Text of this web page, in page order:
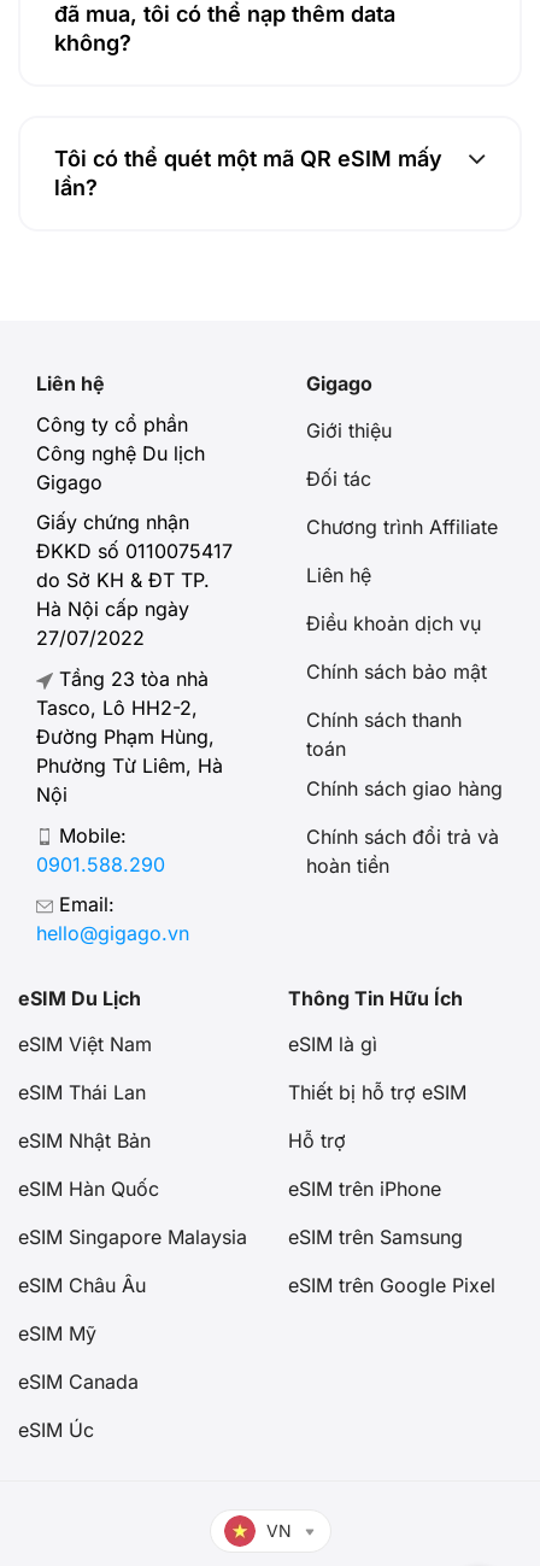
đã mua, tôi có thể nạp thêm data
không?
Tôi có thể quét một mã QR eSIM mấy
lần?
Liên hệ
Công ty cổ phần
Công nghệ Du lịch
Gigago
Giấy chứng nhận
ĐKKD số 0110075417
do Sở KH & ĐT TP.
Hà Nội cấp ngày
27/07/2022
Tầng 23 tòa nhà
Tasco, Lô HH2-2,
Đường Phạm Hùng,
Phường Từ Liêm, Hà
Nội
Mobile:
0901.588.290
Email:
hello@gigago.vn
Gigago
Giới thiệu
Đối tác
Chương trình Affiliate
Liên hệ
Điều khoản dịch vụ
Chính sách bảo mật
Chính sách thanh
toán
Chính sách giao hàng
Chính sách đổi trả và
hoàn tiền
eSIM Du Lịch
eSIM Việt Nam
eSIM Thái Lan
eSIM Nhật Bản
eSIM Hàn Quốc
eSIM Singapore Malaysia
eSIM Châu Âu
eSIM Mỹ
eSIM Canada
eSIM Úc
Thông Tin Hữu Ích
eSIM là gì
Thiết bị hỗ trợ eSIM
Hỗ trợ
eSIM trên iPhone
eSIM trên Samsung
eSIM trên Google Pixel
VN